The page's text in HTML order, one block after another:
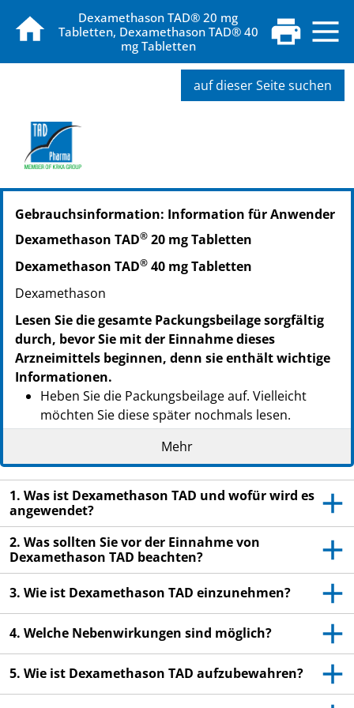
Dexamethason TAD® 20 mg
Tabletten, Dexamethason TAD® 40
mg Tabletten
auf dieser Seite suchen
PZN: 13721907
PPN: 111372190768
PZN: 13721913
PZN: 13721936
PPN: 111372193687
PZN: 15571435
PPN: 111557143564
Gebrauchsinformation: Information für Anwender
Dexamethason TAD® 20 mg Tabletten
Dexamethason TAD® 40 mg Tabletten
Dexamethason
Lesen Sie die gesamte Packungsbeilage sorgfältig
durch, bevor Sie mit der Einnahme dieses
Arzneimittels beginnen, denn sie enthält wichtige
Informationen.
Heben Sie die Packungsbeilage auf. Vielleicht
möchten Sie diese später nochmals lesen.
Wenn Sie weitere Fragen haben, wenden Sie sich
an Ihren Arzt oder Apotheker.
Dieses Arzneimittel wurde Ihnen persönlich
verschrieben. Geben Sie es nicht an Dritte weiter.
Es kann anderen Menschen schaden, auch wenn
diese die gleichen Beschwerden haben wie Sie.
Wenn Sie Nebenwirkungen bemerken, wenden Sie
sich an Ihren Arzt oder Apotheker. Dies gilt auch
für Nebenwirkungen, die nicht in dieser
Packungsbeilage angegeben sind. Siehe Abschnitt
Mehr
1. Was ist Dexamethason TAD und wofür wird es
angewendet?
2. Was sollten Sie vor der Einnahme von
Dexamethason TAD beachten?
3. Wie ist Dexamethason TAD einzunehmen?
4. Welche Nebenwirkungen sind möglich?
5. Wie ist Dexamethason TAD aufzubewahren?